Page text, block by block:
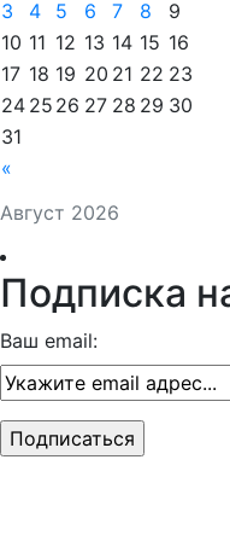
Август 2026
«
3
4 5 6 7 8
9
10 11 12 13 14 15 16
17 18 19 20 21 22 23
24 25 26 27 28 29 30
31
Подписка
Ваш email: